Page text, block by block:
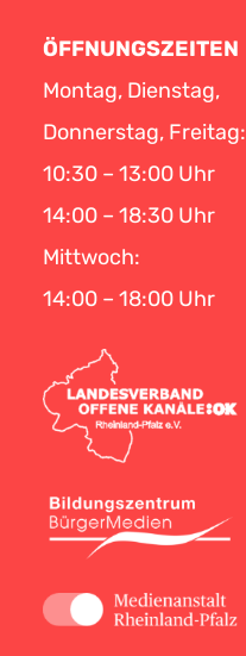
ÖFFNUNGSZEITEN
Montag, Dienstag,
Donnerstag, Freitag:
10:30 – 13:00 Uhr
14:00 – 18:30 Uhr
Mittwoch:
14:00 – 18:00 Uhr